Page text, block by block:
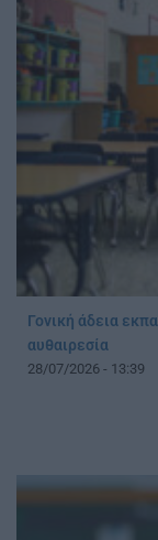
Γονική άδεια
αυθαιρεσία
28/07/2026 - 13:39